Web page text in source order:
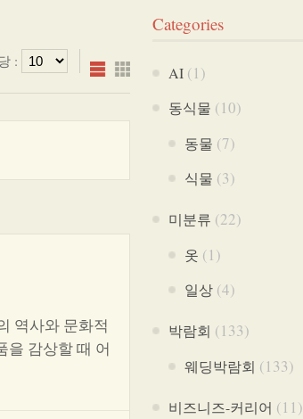
:
역사와 문화적
을 감상할 때 어
Categories
AI (1)
동식물 (10)
동물 (7)
식물 (3)
미분류 (22)
옷 (1)
일상 (4)
박람회 (133)
웨딩박람회 (133)
비즈니즈-커리어 (11)